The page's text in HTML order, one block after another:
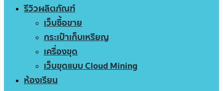
รีวิวผลิตภัณฑ์
เว็บซื้อขาย
กระเป๋าเก็บเหรียญ
เครื่องขุด
เว็บขุดแบบ Cloud Mining
ห้องเรียน